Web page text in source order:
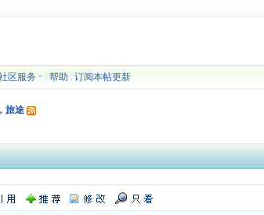
区服务 |帮助 |订阅本帖更新
旅途